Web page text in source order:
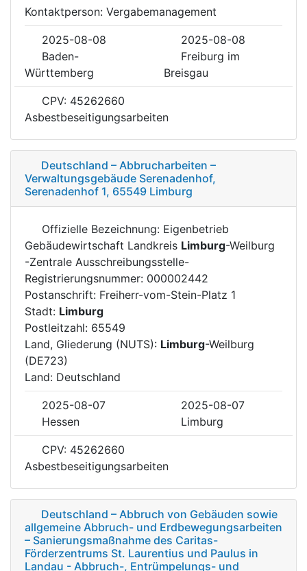
Kontaktperson: Vergabemanagement
2025-08-08
2025-08-08
Baden-
Württemberg
Freiburg im
Breisgau
CPV: 45262660
Asbestbeseitigungsarbeiten
Deutschland – Abbrucharbeiten –
Verwaltungsgebäude Serenadenhof,
Serenadenhof 1, 65549 Limburg
Offizielle Bezeichnung: Eigenbetrieb
Gebäudewirtschaft Landkreis Limburg-Weilburg
-Zentrale Ausschreibungsstelle-
Registrierungsnummer: 000002442
Postanschrift: Freiherr-vom-Stein-Platz 1
Stadt: Limburg
Postleitzahl: 65549
Land, Gliederung (NUTS): Limburg-Weilburg
(DE723)
Land: Deutschland
2025-08-07
2025-08-07
Hessen
Limburg
CPV: 45262660
Asbestbeseitigungsarbeiten
Deutschland – Abbruch von Gebäuden sowie
allgemeine Abbruch- und Erdbewegungsarbeiten
– Sanierungsmaßnahme des Caritas-
Förderzentrums St. Laurentius und Paulus in
Landau - Abbruch-, Entrümpelungs- und